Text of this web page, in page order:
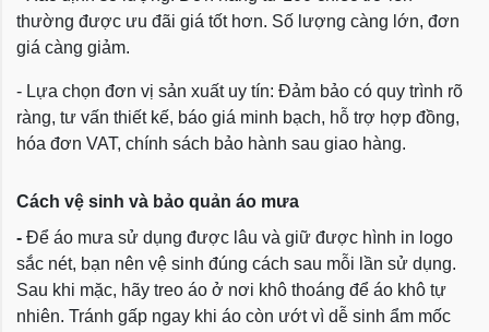
thường được ưu đãi giá tốt hơn. Số lượng càng lớn, đơn
giá càng giảm.
- Lựa chọn đơn vị sản xuất uy tín: Đảm bảo có quy trình rõ
ràng, tư vấn thiết kế, báo giá minh bạch, hỗ trợ hợp đồng,
hóa đơn VAT, chính sách bảo hành sau giao hàng.
Cách vệ sinh và bảo quản áo mưa
- Để áo mưa sử dụng được lâu và giữ được hình in logo
sắc nét, bạn nên vệ sinh đúng cách sau mỗi lần sử dụng.
Sau khi mặc, hãy treo áo ở nơi khô thoáng để áo khô tự
nhiên. Tránh gấp ngay khi áo còn ướt vì dễ sinh ẩm mốc